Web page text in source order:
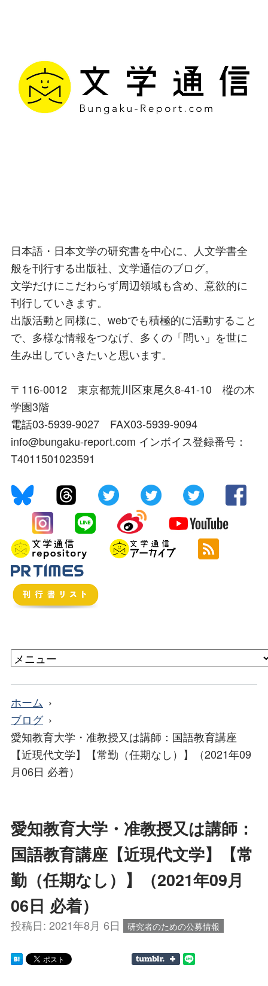
日本語・日本文学の研究書を中心に、人文学書全
般を刊行する出版社、文学通信のブログ。
文学だけにこだわらず周辺領域も含め、意欲的に
刊行していきます。
出版活動と同様に、webでも積極的に活動すること
で、多様な情報をつなげ、多くの「問い」を世に
生み出していきたいと思います。
〒116-0012 東京都荒川区東尾久8-41-10 樅の木
学園3階
電話03-5939-9027 FAX03-5939-9094
info@bungaku-report.com インボイス登録番号：
T4011501023591
ホーム
ブログ
愛知教育大学・准教授又は講師：国語教育講座
【近現代文学】【常勤（任期なし）】（2021年09
月06日 必着）
愛知教育大学・准教授又は講師：
国語教育講座【近現代文学】【常
勤（任期なし）】（2021年09月
06日 必着）
投稿日: 2021年8月 6日 研究者のための公募情報